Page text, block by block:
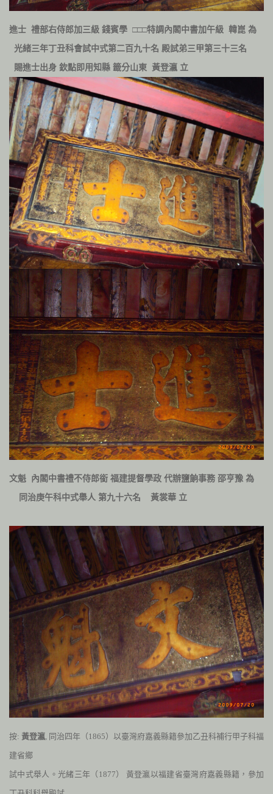
進士 禮部右侍郎加三級 錢賓學 □□□特調內閣中書加午級 韓崑 為
光緒三年丁丑科會試中式第二百九十名 殿試弟三甲第三十三名
賜進士出身 欽點即用知縣 籤分山東 黃登瀛 立
文魁 內閣中書禮不侍郎銜 福建提督學政 代辦鹽餉事務 邵亨豫 為
同治庚午科中式舉人 第九十六名 黃裳華 立
按: 黃登瀛 , 同治四年（1865）以臺灣府嘉義縣籍參加乙丑科補行甲子科福
建省鄉
試中式舉人。光緒三年（ 1877） 黃登瀛以福建省臺灣府嘉義縣籍，參加